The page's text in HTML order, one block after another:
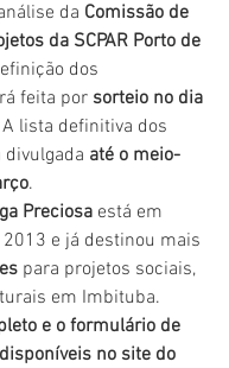
da Comissão de
da SCPAR Porto de
dos
feita por sorteio no dia
lista definitiva dos
até o meio-
.
Preciosa está em
e já destinou mais
para projetos sociais,
em Imbituba.
e o formulário de
no site do